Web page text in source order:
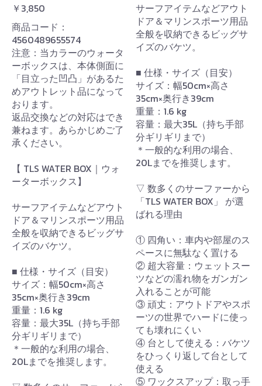
￥3,850
商品コード：
4560489655574
注意：当カラーのウォータ
ーボックスは、本体側面に
「目立った凹凸」があるた
めアウトレット品になって
おります。
返品交換などの対応はでき
兼ねます。あらかじめご了
承ください。
【 TLS WATER BOX｜ウォ
ーターボックス】
サーフアイテムなどアウト
ドア＆マリンスポーツ用品
全般を収納できるビッグサ
イズのバケツ。
■ 仕様・サイズ（目安）
サイズ：幅50cm×高さ
35cm×奥行き39cm
重量：1.6 kg
容量：最大35L（持ち手部
分ギリギリまで）
＊一般的な利用の場合、
20Lまでを推奨します。
サーフアイテムなどアウト
ドア＆マリンスポーツ用品
全般を収納できるビッグサ
イズのバケツ。
■ 仕様・サイズ（目安）
サイズ：幅50cm×高さ
35cm×奥行き39cm
重量：1.6 kg
容量：最大35L（持ち手部
分ギリギリまで）
＊一般的な利用の場合、
20Lまでを推奨します。
▽ 数多くのサーファーから
「TLS WATER BOX」 が選
ばれる理由
① 四角い：車内や部屋のス
ペースに無駄なく置ける
② 超大容量：ウェットスー
ツなどの濡れ物をガンガン
入れることが可能
③ 頑丈：アウトドアやスポ
ーツの世界でハードに使っ
ても壊れにくい
④ 台として使える：バケツ
をひっくり返して台として
使える
⑤ ワックスアップ：取っ手